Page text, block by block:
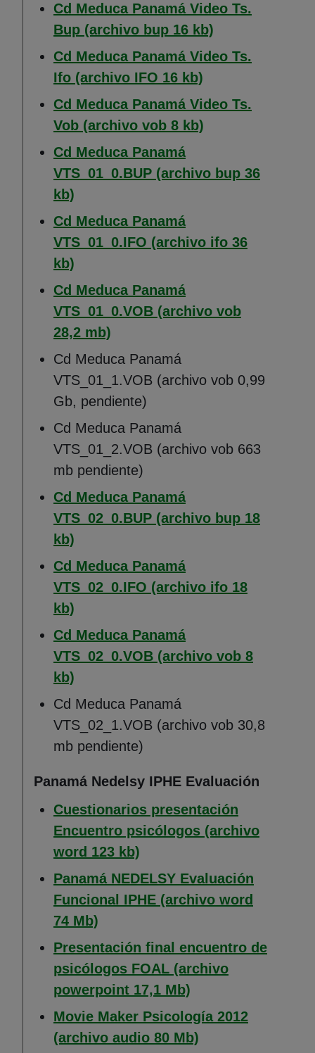
Cd Meduca Panamá Video Ts.
Bup (archivo bup 16 kb)
Cd Meduca Panamá Video Ts.
Ifo (archivo IFO 16 kb)
Cd Meduca Panamá Video Ts.
Vob (archivo vob 8 kb)
Cd Meduca Panamá
VTS_01_0.BUP (archivo bup 36
kb)
Cd Meduca Panamá
VTS_01_0.IFO (archivo ifo 36
kb)
Cd Meduca Panamá
VTS_01_0.VOB (archivo vob
28,2 mb)
Cd Meduca Panamá
VTS_01_1.VOB (archivo vob 0,99
Gb, pendiente)
Cd Meduca Panamá
VTS_01_2.VOB (archivo vob 663
mb pendiente)
Cd Meduca Panamá
VTS_02_0.BUP (archivo bup 18
kb)
Cd Meduca Panamá
VTS_02_0.IFO (archivo ifo 18
kb)
Cd Meduca Panamá
VTS_02_0.VOB (archivo vob 8
kb)
Cd Meduca Panamá
VTS_02_1.VOB (archivo vob 30,8
mb pendiente)
Panamá Nedelsy IPHE Evaluación
Cuestionarios presentación
Encuentro psicólogos (archivo
word 123 kb)
Panamá NEDELSY Evaluación
Funcional IPHE (archivo word
74 Mb)
Presentación final encuentro de
psicólogos FOAL (archivo
powerpoint 17,1 Mb)
Movie Maker Psicología 2012
(archivo audio 80 Mb)